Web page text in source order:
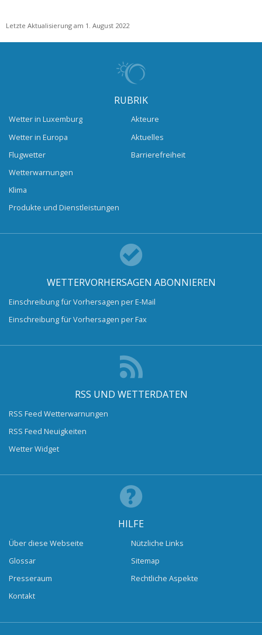
Letzte Aktualisierung am 1. August 2022
RUBRIK
Wetter in Luxemburg
Wetter in Europa
Flugwetter
Wetterwarnungen
Klima
Produkte und Dienstleistungen
Akteure
Aktuelles
Barrierefreiheit
WETTERVORHERSAGEN ABONNIEREN
Einschreibung für Vorhersagen per E-Mail
Einschreibung für Vorhersagen per Fax
RSS UND WETTERDATEN
RSS Feed Wetterwarnungen
RSS Feed Neuigkeiten
Wetter Widget
HILFE
Über diese Webseite
Glossar
Presseraum
Kontakt
Nützliche Links
Sitemap
Rechtliche Aspekte